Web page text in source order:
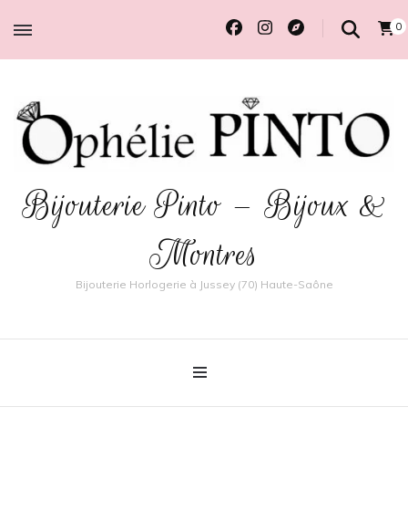
0
Bijouterie Pinto – Bijoux &
Montres
Bijouterie Horlogerie à Jussey (70) Haute-Saône